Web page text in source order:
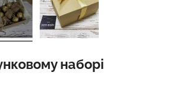
наборі